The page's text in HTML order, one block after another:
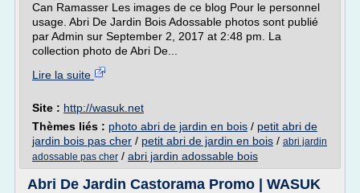
Can Ramasser Les images de ce blog Pour le personnel
usage. Abri De Jardin Bois Adossable photos sont publié
par Admin sur September 2, 2017 at 2:48 pm. La
collection photo de Abri De...
Lire la suite
Site : http://wasuk.net
Thèmes liés : photo abri de jardin en bois / petit abri de
jardin bois pas cher / petit abri de jardin en bois / abri jardin
adossable pas cher / abri jardin adossable bois
Abri De Jardin Castorama Promo | WASUK